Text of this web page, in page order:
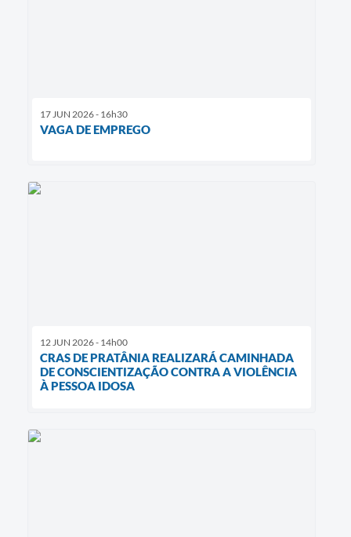
17 JUN 2026 - 16h30
VAGA DE EMPREGO
12 JUN 2026 - 14h00
CRAS DE PRATÂNIA REALIZARÁ CAMINHADA
DE CONSCIENTIZAÇÃO CONTRA A VIOLÊNCIA
À PESSOA IDOSA